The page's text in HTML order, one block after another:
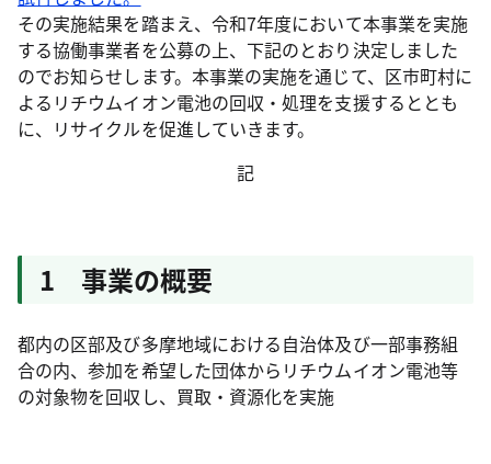
その実施結果を踏まえ、令和7年度において本事業を実施
する協働事業者を公募の上、下記のとおり決定しました
のでお知らせします。本事業の実施を通じて、区市町村に
よるリチウムイオン電池の回収・処理を支援するととも
に、リサイクルを促進していきます。
記
1 事業の概要
都内の区部及び多摩地域における自治体及び一部事務組
合の内、参加を希望した団体からリチウムイオン電池等
の対象物を回収し、買取・資源化を実施